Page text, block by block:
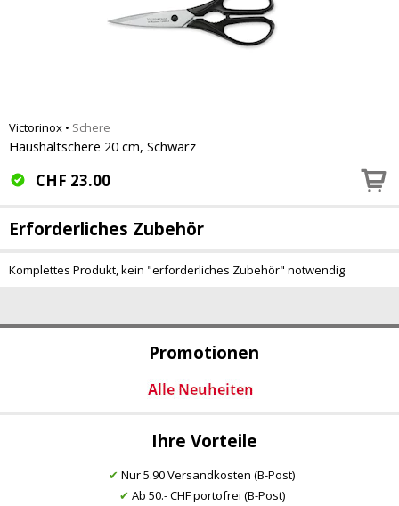
Promotionen
Ihre Vorteile
✔ Nur 5.90 Versandkosten (B-Post)
✔ Ab 50.- CHF portofrei (B-Post)
Victorinox • Schere
Haushaltschere 20 cm, Schwarz
CHF 23.00
Erforderliches Zubehör
Komplettes Produkt, kein "erforderliches Zubehör" notwendig